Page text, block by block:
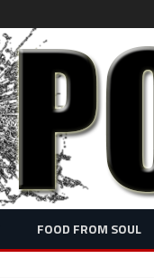
FOOD FROM SOUL